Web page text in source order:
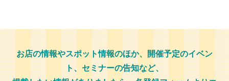
お店の情報やスポット情報のほか、開催予定のイベン
ト、セミナーの告知など、